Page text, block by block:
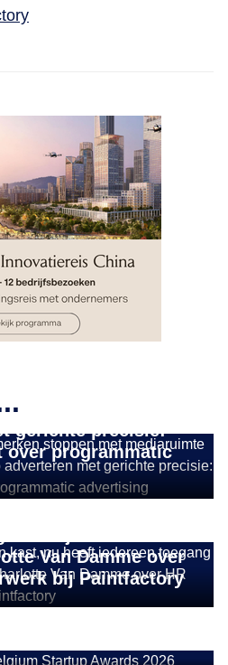
en overstappen
gerichte precisie:
over programmatic
Van Damme over
bij Paintfactory